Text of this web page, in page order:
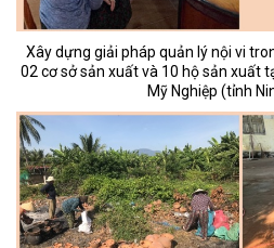
Xây dựng giải pháp quản lý nội vi
02 cơ sở sản xuất và 10 hộ sản xuất
Mỹ Nghiệp (tỉnh